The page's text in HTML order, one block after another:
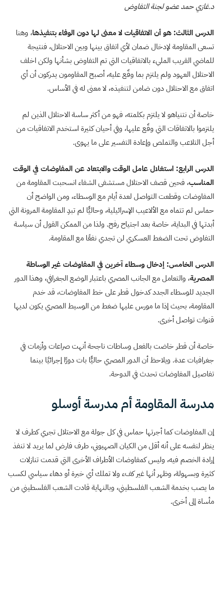
د.غازي حمد عضو لجنة التفاوض
الدرس الثالث: هو أن الاتفاقيات لا معنى لها دون الوفاء بتنفيذها، وهنا
تسعى المقاومة لإدخال ضمان لأي اتفاق بينها وبين الاحتلال، فنتيجة
للماضي القريب المليء بالاتفاقيات التي تم التفاوض بشأنها ولكن اخلف
الاحتلال العهود ولم يلتزم بما وقّع عليه، أصبح المقاومون يدركون أن أي
اتفاق مع الاحتلال دون ضامن لتنفيذه، لا معنى له في الأساس.
خاصة أن نتنياهو لا يلتزم بكلمته، فهو من أكثر ساسة الاحتلال الذين لم
يلتزموا بالاتفاقات التي وقّع عليها، وفي أحيان كثيرة استخدم الاتفاقيات من
أجل التلاعب والتملص وإعادة التفسير على ما يهوى.
الدرس الرابع: استغلال عامل الوقت والابتعاد عن المفاوضات في الوقت
المناسب، فحين قصف الاحتلال مستشفى الشفاء انسحبت المقاومة من
المفاوضات وقطعت التواصل لعدة أيام مع الوسطاء، ومن الواضح أن
حماس لم تتماه مع الألاعيب الإسرائيلية، وحاليًّا لم تبدِ المقاومة المرونة التي
أبدتها في البداية، خاصة بعد اجتياح رفح. ولذا من الممكن القول أن سياسة
التفاوض تحت الضغط العسكري لن تجدي نفعًا مع المقاومة.
الدرس الخامس: إدخال وسطاء آخرين في المفاوضات غير الوساطة
المصرية، والتعامل مع الجانب المصري باعتبار الوضع الجغرافي، وهذا الدور
الجديد للوسطاء الجدد كدخول قطر على خط المفاوضات، قد خدم
المقاومة، بحيث إذا ما مورس عليها ضغط من الوسيط المصري يكون لديها
قنوات تواصل أخرى.
خاصة أن قطر خاضت بالفعل وساطات ناجحة أنهت صراعات وأزمات في
جغرافيات عدة. ويلاحظ أن الدور المصري حاليًّا بات دورًا إجرائيًا بينما
تفاصيل المفاوضات تحدث في الدوحة.
مدرسة المقاومة أم مدرسة أوسلو
إن المفاوضات كما أجرتها حماس في كل جولة مع الاحتلال تجري كطرف لا
ينظر لنفسه على أنه أقل من الكيان الصهيوني، طرف فارض لما يريد لا تنفذ
إرادة الخصم فيه، وليس كمفاوضات الأطراف الأخرى التي قدمت تنازلات
كثيرة وبسهولة، وظهر أنها غير كفء ولا تملك أي خبرة أو دهاء سياسي لكسب
ما يصب بخدمة الشعب الفلسطيني، وبالنهاية قادت الشعب الفلسطيني من
مأساة إلى أخرى.